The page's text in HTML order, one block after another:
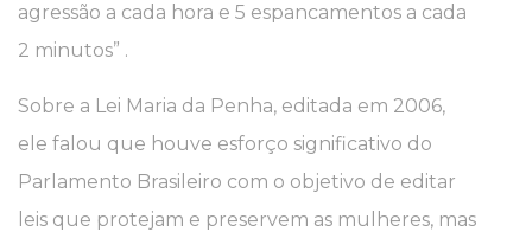
agressão a cada hora e 5 espancamentos a cada
2 minutos” .
Sobre a Lei Maria da Penha, editada em 2006,
ele falou que houve esforço significativo do
Parlamento Brasileiro com o objetivo de editar
leis que protejam e preservem as mulheres, mas